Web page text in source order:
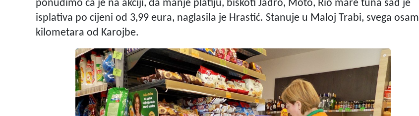
ponudimo ča je na akciji, da manje platiju, biškoti Jadro, Moto, Rio mare tuna sad je
isplativa po cijeni od 3,99 eura, naglasila je Hrastić. Stanuje u Maloj Trabi, svega osam
kilometara od Karojbe.